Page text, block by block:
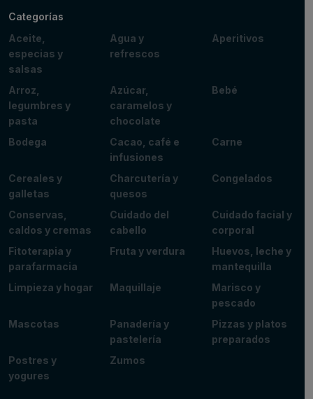
Categorías
Aceite,
especias y
salsas
Agua y
refrescos
Aperitivos
Arroz,
legumbres y
pasta
Azúcar,
caramelos y
chocolate
Bebé
Bodega
Cacao, café e
infusiones
Carne
Cereales y
galletas
Charcutería y
quesos
Congelados
Conservas,
caldos y cremas
Cuidado del
cabello
Cuidado facial y
corporal
Fitoterapia y
parafarmacia
Fruta y verdura
Huevos, leche y
mantequilla
Limpieza y hogar
Maquillaje
Marisco y
pescado
Mascotas
Panadería y
pastelería
Pizzas y platos
preparados
Postres y
yogures
Zumos